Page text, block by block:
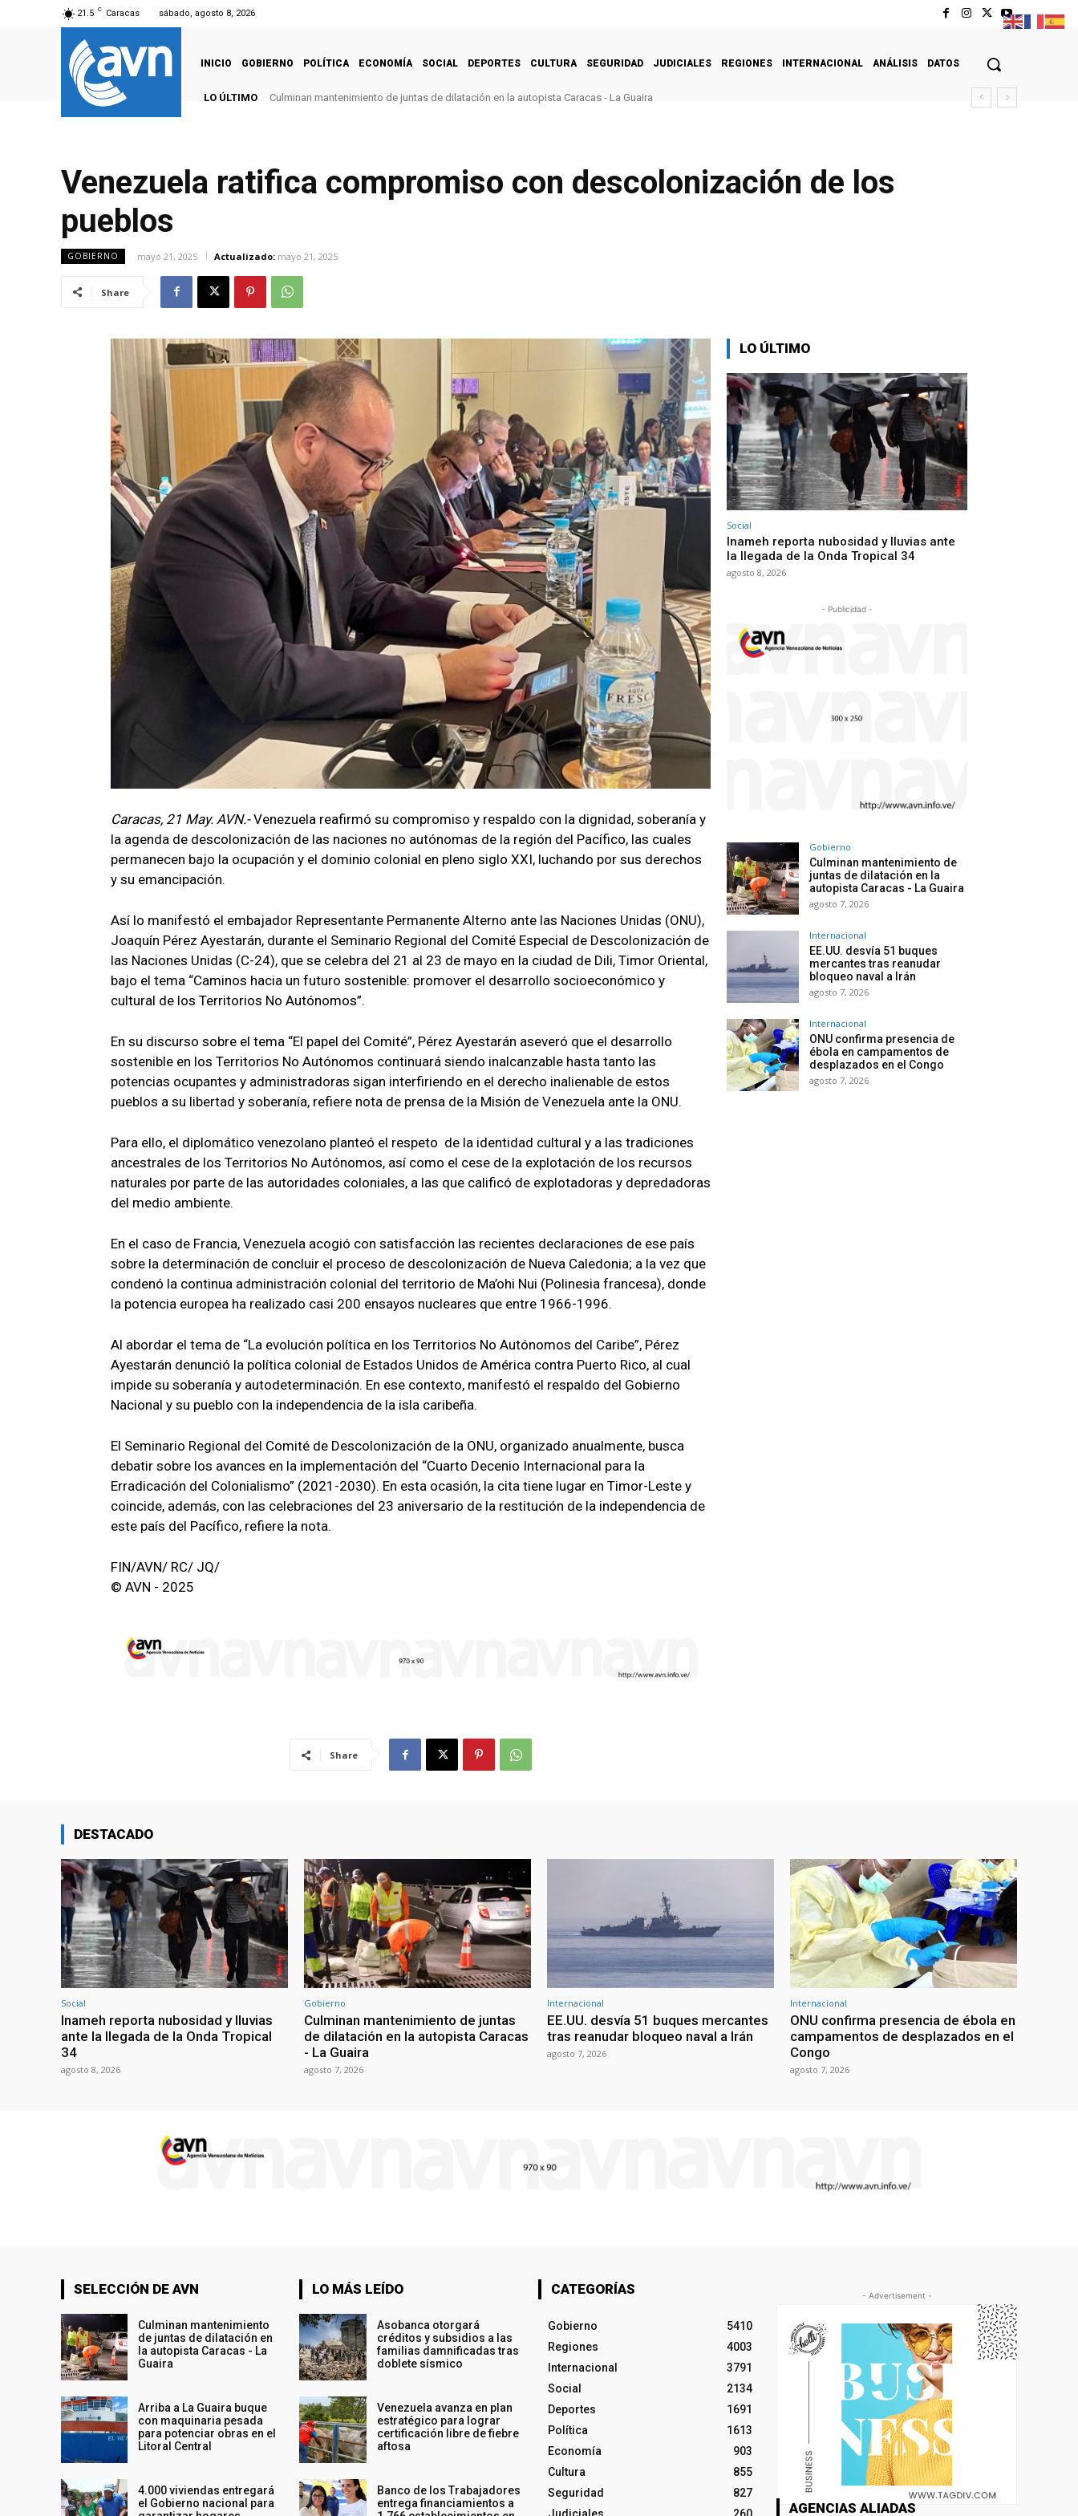
21.5 C Caracas sábado, agosto 8, 2026
INICIO GOBIERNO POLÍTICA ECONOMÍA SOCIAL DEPORTES CULTURA SEGURIDAD JUDICIALES REGIONES INTERNACIONAL ANÁLISIS DATOS
LO ÚLTIMO Culminan mantenimiento de juntas de dilatación en la autopista Caracas - La Guaira
Venezuela ratifica compromiso con descolonización de los
pueblos
GOBIERNO mayo 21, 2025 Actualizado: mayo 21, 2025
Share
Caracas, 21 May. AVN.-Venezuela reafirmó su compromiso y respaldo con la dignidad, soberanía y
la agenda de descolonización de las naciones no autónomas de la región del Pacífico, las cuales
permanecen bajo la ocupación y el dominio colonial en pleno siglo XXI, luchando por sus derechos
y su emancipación.
Así lo manifestó el embajador Representante Permanente Alterno ante las Naciones Unidas (ONU),
Joaquín Pérez Ayestarán, durante el Seminario Regional del Comité Especial de Descolonización de
las Naciones Unidas (C-24), que se celebra del 21 al 23 de mayo en la ciudad de Dili, Timor Oriental,
bajo el tema “Caminos hacia un futuro sostenible: promover el desarrollo socioeconómico y
cultural de los Territorios No Autónomos”.
En su discurso sobre el tema “El papel del Comité”, Pérez Ayestarán aseveró que el desarrollo
sostenible en los Territorios No Autónomos continuará siendo inalcanzable hasta tanto las
potencias ocupantes y administradoras sigan interfiriendo en el derecho inalienable de estos
pueblos a su libertad y soberanía, refiere nota de prensa de la Misión de Venezuela ante la ONU.
Para ello, el diplomático venezolano planteó el respeto de la identidad cultural y a las tradiciones
ancestrales de los Territorios No Autónomos, así como el cese de la explotación de los recursos
naturales por parte de las autoridades coloniales, a las que calificó de explotadoras y depredadoras
del medio ambiente.
En el caso de Francia, Venezuela acogió con satisfacción las recientes declaraciones de ese país
sobre la determinación de concluir el proceso de descolonización de Nueva Caledonia; a la vez que
condenó la continua administración colonial del territorio de Ma’ohi Nui (Polinesia francesa), donde
la potencia europea ha realizado casi 200 ensayos nucleares que entre 1966-1996.
Al abordar el tema de “La evolución política en los Territorios No Autónomos del Caribe”, Pérez
Ayestarán denunció la política colonial de Estados Unidos de América contra Puerto Rico, al cual
impide su soberanía y autodeterminación. En ese contexto, manifestó el respaldo del Gobierno
Nacional y su pueblo con la independencia de la isla caribeña.
El Seminario Regional del Comité de Descolonización de la ONU, organizado anualmente, busca
debatir sobre los avances en la implementación del “Cuarto Decenio Internacional para la
Erradicación del Colonialismo” (2021-2030). En esta ocasión, la cita tiene lugar en Timor-Leste y
coincide, además, con las celebraciones del 23 aniversario de la restitución de la independencia de
este país del Pacífico, refiere la nota.
FIN/AVN/ RC/ JQ/
© AVN - 2025
Share
LO ÚLTIMO
Social
Inameh reporta nubosidad y lluvias ante
la llegada de la Onda Tropical 34
agosto 8, 2026
- Publicidad -
Gobierno
Culminan mantenimiento de
juntas de dilatación en la
autopista Caracas - La Guaira
agosto 7, 2026
Internacional
EE.UU. desvía 51 buques
mercantes tras reanudar
bloqueo naval a Irán
agosto 7, 2026
Internacional
ONU confirma presencia de
ébola en campamentos de
desplazados en el Congo
agosto 7, 2026
DESTACADO
Social
Inameh reporta nubosidad y lluvias
ante la llegada de la Onda Tropical
34
agosto 8, 2026
Gobierno
Culminan mantenimiento de juntas
de dilatación en la autopista Caracas
- La Guaira
agosto 7, 2026
Internacional
EE.UU. desvía 51 buques mercantes
tras reanudar bloqueo naval a Irán
agosto 7, 2026
Internacional
ONU confirma presencia de ébola en
campamentos de desplazados en el
Congo
agosto 7, 2026
SELECCIÓN DE AVN
Culminan mantenimiento
de juntas de dilatación en
la autopista Caracas - La
Guaira
Arriba a La Guaira buque
con maquinaria pesada
para potenciar obras en el
Litoral Central
4.000 viviendas entregará
el Gobierno nacional para
LO MÁS LEÍDO
Asobanca otorgará
créditos y subsidios a las
familias damnificadas tras
doblete sísmico
Venezuela avanza en plan
estratégico para lograr
certificación libre de fiebre
aftosa
Banco de los Trabajadores
entrega financiamientos a
CATEGORÍAS
Gobierno
5410
Regiones
4003
Internacional
3791
Social
2134
Deportes
1691
Política
1613
Economía
903
Cultura
855
Seguridad
827
Judiciales
260
- Advertisement -
AGENCIAS ALIADAS